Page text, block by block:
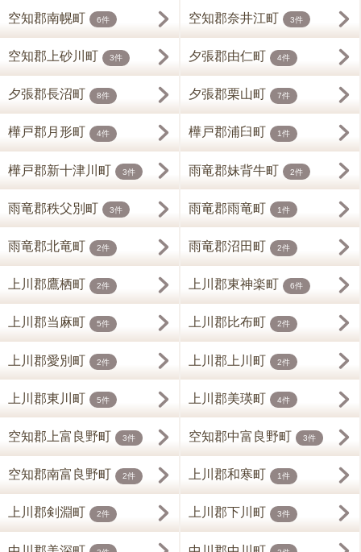
空知郡南幌町 6件 空知郡奈井江町 3件
空知郡上砂川町 3件 夕張郡由仁町 4件
夕張郡長沼町 8件 夕張郡栗山町 7件
樺戸郡月形町 4件 樺戸郡浦臼町 1件
樺戸郡新十津川町 3件 雨竜郡妹背牛町 2件
雨竜郡秩父別町 3件 雨竜郡雨竜町 1件
雨竜郡北竜町 2件 雨竜郡沼田町 2件
上川郡鷹栖町 2件 上川郡東神楽町 6件
上川郡当麻町 5件 上川郡比布町 2件
上川郡愛別町 2件 上川郡上川町 2件
上川郡東川町 5件 上川郡美瑛町 4件
空知郡上富良野町 3件 空知郡中富良野町 3件
空知郡南富良野町 2件 上川郡和寒町 1件
上川郡剣淵町 2件 上川郡下川町 3件